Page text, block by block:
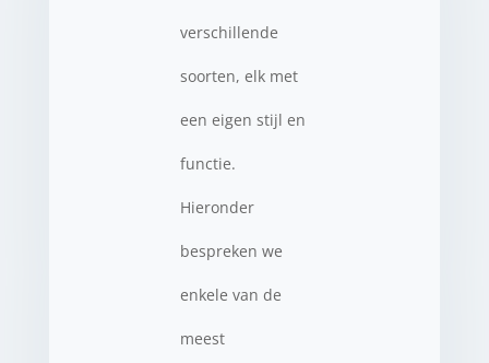
verschillende
soorten, elk met
een eigen stijl en
functie.
Hieronder
bespreken we
enkele van de
meest